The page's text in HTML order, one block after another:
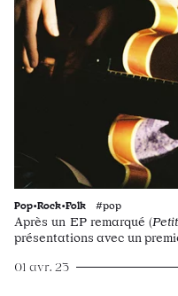
Pop•Rock•Folk #pop
Après un EP remarqué (
présentations avec un
01 avr. 23